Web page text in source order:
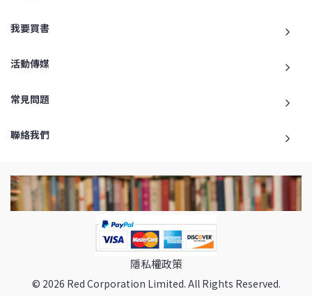
我要買書
活動傳媒
常見問題
聯絡我們
隱私權政策
© 2026 Red Corporation Limited. All Rights Reserved.